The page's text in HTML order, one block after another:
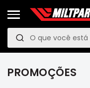
e
s
Pesquisa
LINKS
PROMOÇÕES